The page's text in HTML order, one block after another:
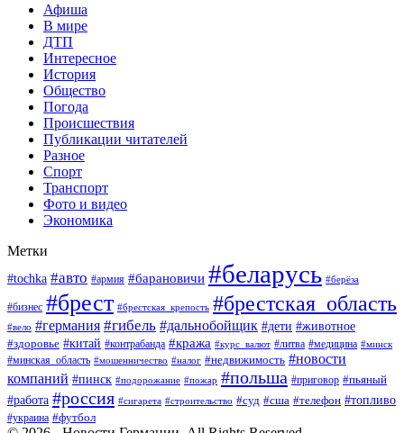
Афиша
В мире
ДТП
Интересное
История
Общество
Погода
Происшествия
Публикации читателей
Разное
Спорт
Транспорт
Фото и видео
Экономика
Метки
#tochka #авто #армия #барановичи #беларусь #берёза
#бизнес #брест #брестская_крепость #брестская_область
#вело #германия #гибель #дальнобойщик #дети #животное
#здоровье #китай #контрабанда #кража #курс_валют #литва #медицина #минск
#минская_область #мошенничество #налог #недвижимость #новости
компаний #пинск #подорожание #пожар #польша #приговор #пьяный
#работа #россия #сигарета #строительство #суд #сша #телефон #топливо
#украина #футбол